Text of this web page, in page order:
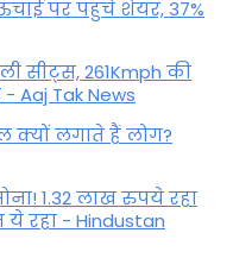
पर पहुंचे शेयर, 37%
सीट्स, 261Kmph की
Aaj Tak News
क्यों लगाते हैं लोग?
1.32 लाख रुपये रहा
रहा - Hindustan